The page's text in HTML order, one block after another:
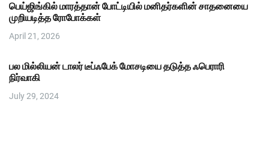
பெய்ஜிங்கில் மாரத்தான் போட்டியில் மனிதர்களின் சாதனையை
முறியடித்த ரோபோக்கள்
April 21, 2026
பல மில்லியன் டாலர் டீப்ஃபேக் மோசடியை தடுத்த ஃபெராரி
நிர்வாகி
July 29, 2024